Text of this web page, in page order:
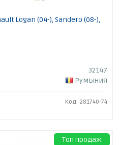
Logan (04-), Sandero (08-),
32147
Румыния
Код: 281740-74
Топ продаж